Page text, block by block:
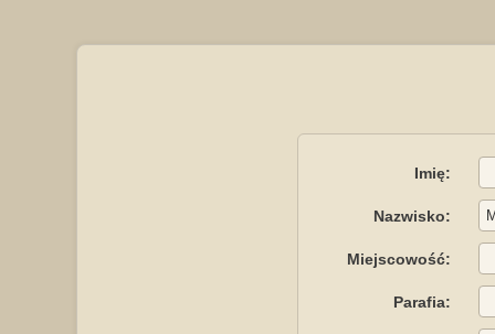
Imię:
Nazwisko:
Miejscowość:
Parafia: